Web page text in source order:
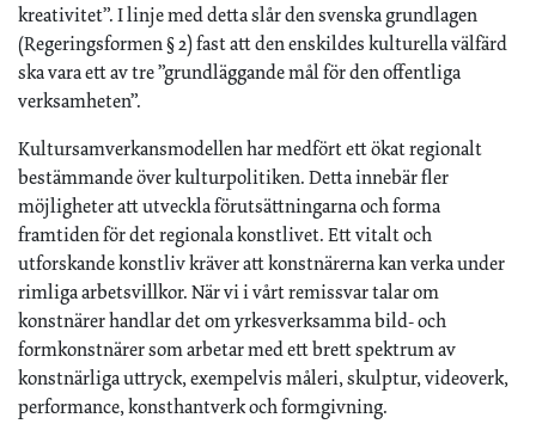
kreativitet”. I linje med detta slår den svenska grundlagen
(Regeringsformen § 2) fast att den enskildes kulturella välfärd
ska vara ett av tre ”grundläggande mål för den offentliga
verksamheten”.
Kultursamverkansmodellen har medfört ett ökat regionalt
bestämmande över kulturpolitiken. Detta innebär fler
möjligheter att utveckla förutsättningarna och forma
framtiden för det regionala konstlivet. Ett vitalt och
utforskande konstliv kräver att konstnärerna kan verka under
rimliga arbetsvillkor. När vi i vårt remissvar talar om
konstnärer handlar det om yrkesverksamma bild- och
formkonstnärer som arbetar med ett brett spektrum av
konstnärliga uttryck, exempelvis måleri, skulptur, videoverk,
performance, konsthantverk och formgivning.